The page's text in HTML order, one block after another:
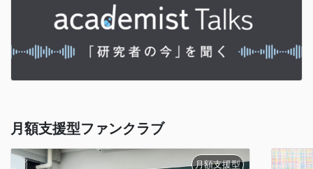
月額支援型ファンクラブ